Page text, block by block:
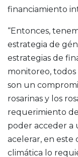
financiamiento
“Entonces,
estrategia de
estrategias de
monitoreo, todos
son un
rosarinas y los
requerimiento
poder acceder a
acelerar, en
climática lo